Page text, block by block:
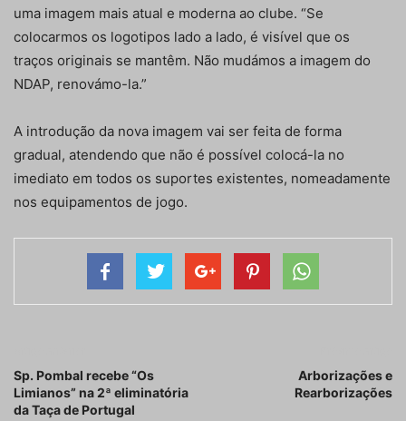
uma imagem mais atual e moderna ao clube. “Se
colocarmos os logotipos lado a lado, é visível que os
traços originais se mantêm. Não mudámos a imagem do
NDAP, renovámo-la.”
A introdução da nova imagem vai ser feita de forma
gradual, atendendo que não é possível colocá-la no
imediato em todos os suportes existentes, nomeadamente
nos equipamentos de jogo.
Sp. Pombal recebe “Os
Limianos” na 2ª eliminatória
da Taça de Portugal
Arborizações e
Rearborizações